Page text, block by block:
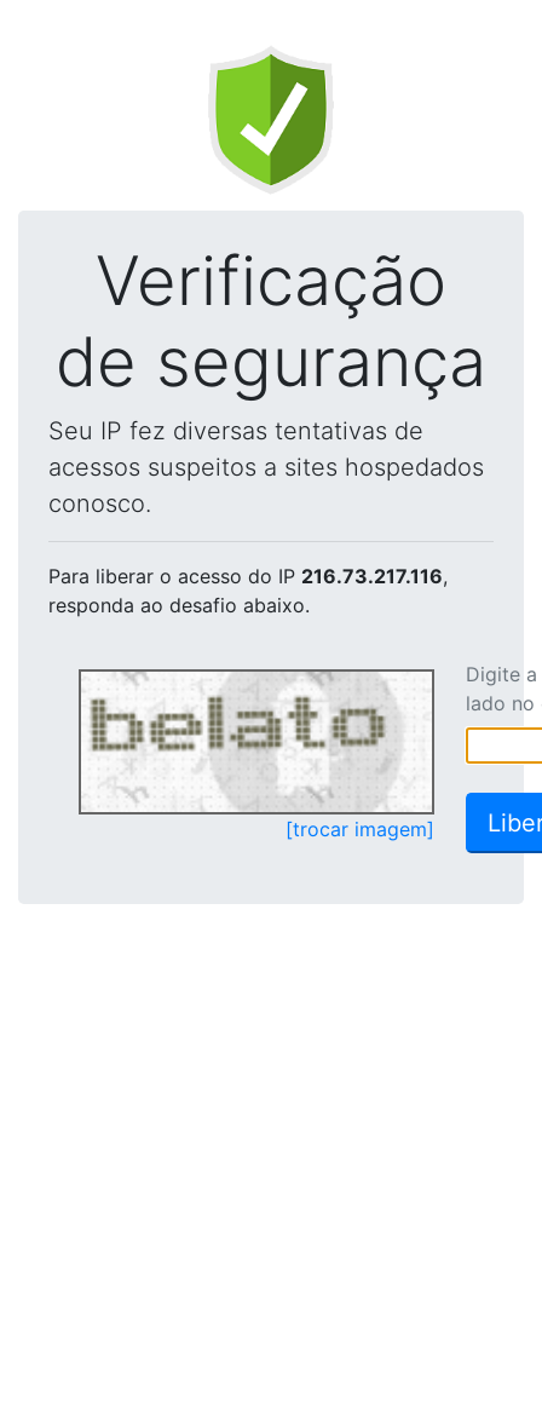
Verificação
de segurança
Seu IP fez diversas tentativas de
acessos suspeitos a sites hospedados
conosco.
Para liberar o acesso do IP 216.73.217.116,
responda ao desafio abaixo.
[trocar imagem]
Digite
lado no